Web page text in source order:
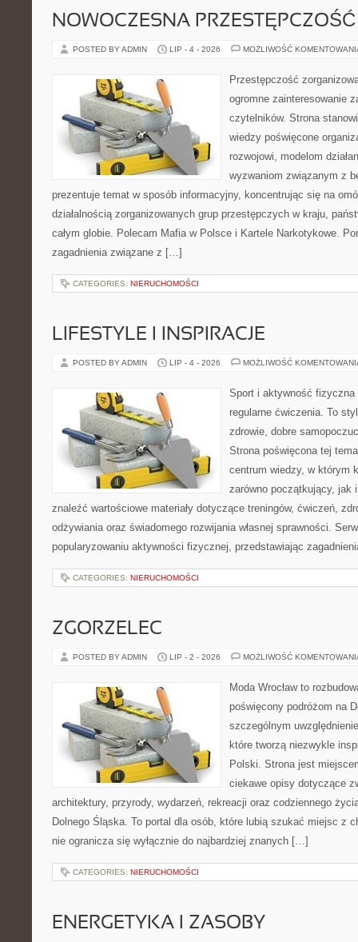
NOWOCZESNA PRZESTĘPCZOŚĆ
POSTED BY ADMIN LIP - 4 - 2026 MOŻLIWOŚĆ
Przestępczość
ogromne zainteresowanie
czytelników. Strona
wiedzy poświęcone
rozwojowi, modelom
wyzwaniom związanym z
prezentuje temat w sposób informacyjny, koncentrując się na
działalnością zorganizowanych grup przestępczych w kraju,
całym globie. Polecam Mafia w Polsce i Kartele Narkotykowe.
zagadnienia związane z […]
CATEGORIES: NIERUCHOMOŚCI
LIFESTYLE I INSPIRACJE
POSTED BY ADMIN LIP - 4 - 2026 MOŻLIWOŚĆ
Sport i aktywność
regularne ćwiczenia. To
zdrowie, dobre
Strona poświęcona tej
centrum wiedzy, w którym
zarówno początkujący, jak
znaleźć wartościowe materiały dotyczące treningów, ćwiczeń,
odżywiania oraz świadomego rozwijania własnej sprawności.
popularyzowaniu aktywności fizycznej, przedstawiając
CATEGORIES: NIERUCHOMOŚCI
ZGORZELEC
POSTED BY ADMIN LIP - 2 - 2026 MOŻLIWOŚĆ
Moda Wrocław to
poświęcony podróżom na
szczególnym
które tworzą niezwykle
Polski. Strona jest
ciekawe opisy dotyczące
architektury, przyrody, wydarzeń, rekreacji oraz codziennego
Dolnego Śląska. To portal dla osób, które lubią szukać miejsc z
nie ogranicza się wyłącznie do najbardziej znanych […]
CATEGORIES: NIERUCHOMOŚCI
ENERGETYKA I ZASOBY